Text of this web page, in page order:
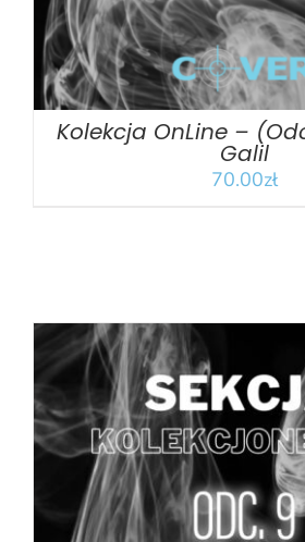
Kolekcja OnLine –
Galil
70.00zł